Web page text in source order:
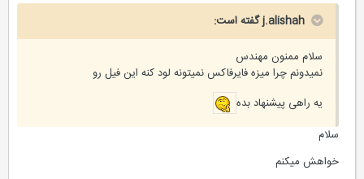
j.alishah گفته است:
سلام ممنون مهندس
نمیدونم چرا میزه فایرفاکس نمیتونه لود کنه این فیل رو
یه راهی پیشنهاد بده
سلام
خواهش میکنم